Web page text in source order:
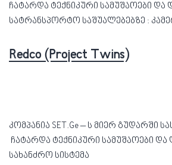
ჩატარდა ტექნიკური სამუშაოები და
სატრანსპორტო საშუალებებზე :
Redco (Project Twins)
კომპანია SET.Ge – ს მიერ გუდარში
ჩატარდა ტექნიკური სამუშაოები და
სახანძრო სისტემა